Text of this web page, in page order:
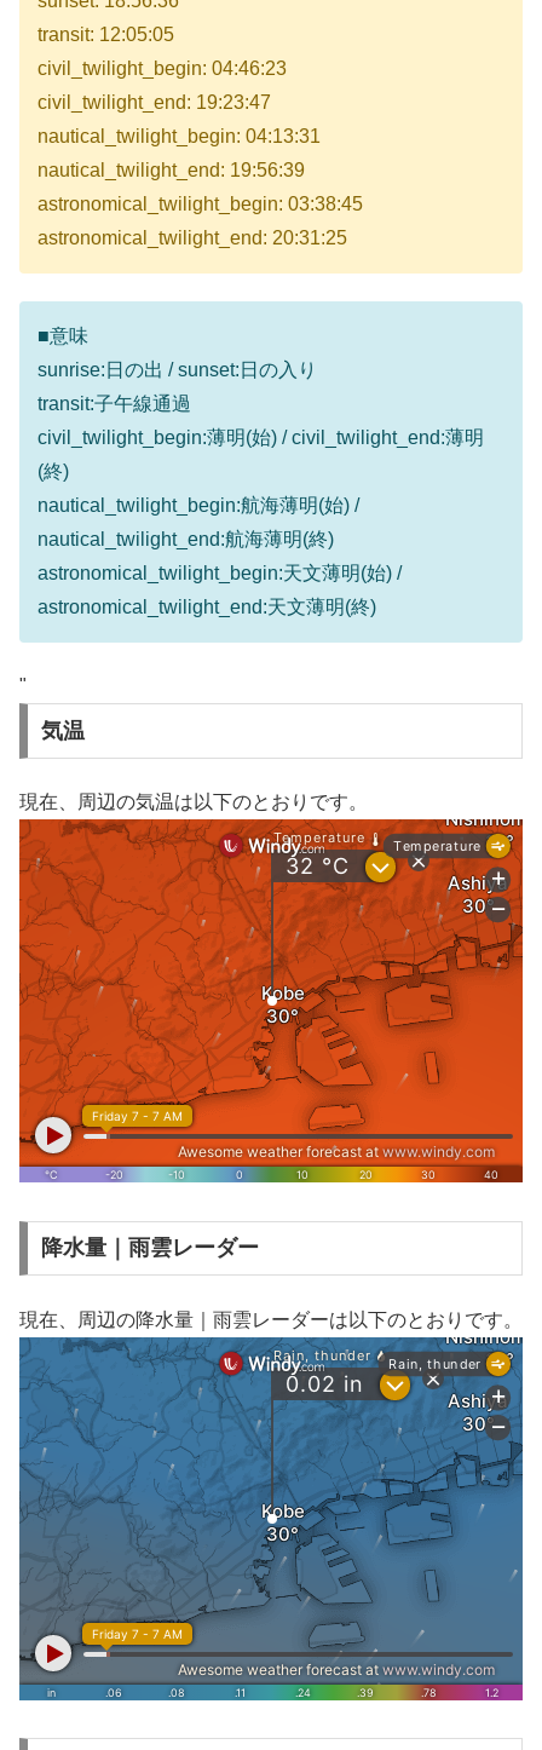
transit: 12:05:05
civil_twilight_begin: 04:46:23
civil_twilight_end: 19:23:47
nautical_twilight_begin: 04:13:31
nautical_twilight_end: 19:56:39
astronomical_twilight_begin: 03:38:45
astronomical_twilight_end: 20:31:25
■意味
sunrise:日の出 / sunset:日の入り
transit:子午線通過
civil_twilight_begin:薄明(始) / civil_twilight_end:薄明
(終)
nautical_twilight_begin:航海薄明(始) /
nautical_twilight_end:航海薄明(終)
astronomical_twilight_begin:天文薄明(始) /
astronomical_twilight_end:天文薄明(終)
"
気温
現在、周辺の気温は以下のとおりです。
降水量｜雨雲レーダー
現在、周辺の降水量｜雨雲レーダーは以下のとおりです。